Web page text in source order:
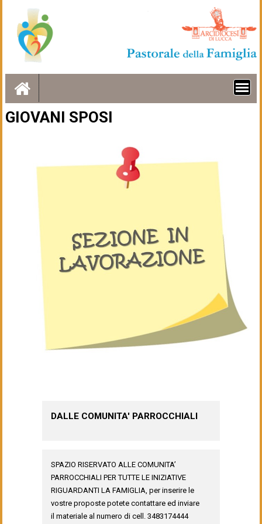
content
GIOVANI SPOSI
DALLE COMUNITA' PARROCCHIALI
SPAZIO RISERVATO ALLE COMUNITA’
PARROCCHIALI PER TUTTE LE INIZIATIVE
RIGUARDANTI LA FAMIGLIA, per inserire le
vostre proposte potete contattare ed inviare
il materiale al numero di cell. 3483174444